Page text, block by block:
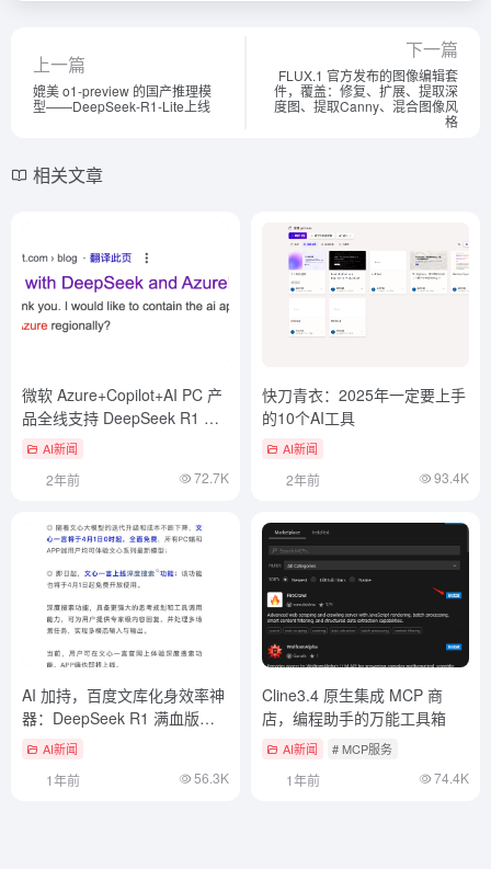
上一篇
媲美 o1-preview 的国产推理模
型——DeepSeek-R1-Lite上线
下一篇
FLUX.1 官方发布的图像编辑套
件，覆盖：修复、扩展、提取深
度图、提取Canny、混合图像风
格
相关文章
微软 Azure+Copilot+AI PC 产
品全线支持 DeepSeek R1 模
型 AI新闻
2年前 72.7K
快刀青衣：2025年一定要上手
的10个AI工具
AI新闻
2年前 93.4K
AI 加持，百度文库化身效率神
器：DeepSeek R1 满血版强
势赋能
AI新闻
1年前 56.3K
Cline3.4 原生集成 MCP 商
店，编程助手的万能工具箱
AI新闻 # MCP服务
1年前 74.4K